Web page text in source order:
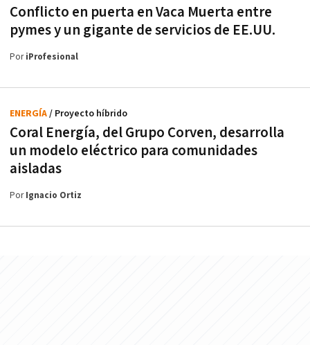
Conflicto en puerta en Vaca Muerta entre
pymes y un gigante de servicios de EE.UU.
PoriProfesional
Coral Energía, del Grupo Corven, desarrolla
un modelo eléctrico para comunidades
aisladas
ENERGÍA/ Proyecto híbrido
PorIgnacio Ortiz